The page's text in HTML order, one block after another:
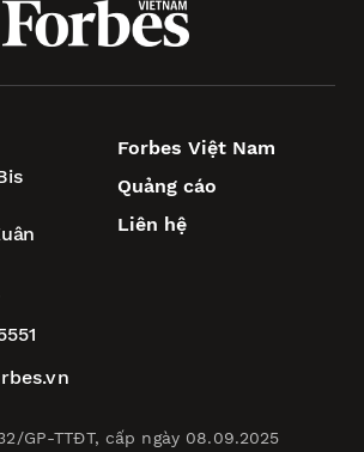
Forbes Việt Nam
Quảng cáo
Liên hệ
GP-TTĐT, cấp ngày 08.09.2025